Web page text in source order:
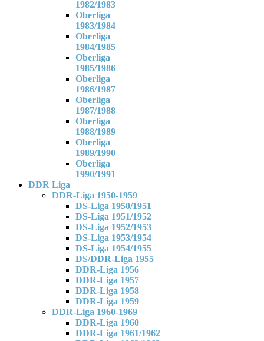
1982/1983
Oberliga
1983/1984
Oberliga
1984/1985
Oberliga
1985/1986
Oberliga
1986/1987
Oberliga
1987/1988
Oberliga
1988/1989
Oberliga
1989/1990
Oberliga
1990/1991
DDR Liga
DDR-Liga 1950-1959
DS-Liga 1950/1951
DS-Liga 1951/1952
DS-Liga 1952/1953
DS-Liga 1953/1954
DS-Liga 1954/1955
DS/DDR-Liga 1955
DDR-Liga 1956
DDR-Liga 1957
DDR-Liga 1958
DDR-Liga 1959
DDR-Liga 1960-1969
DDR-Liga 1960
DDR-Liga 1961/1962